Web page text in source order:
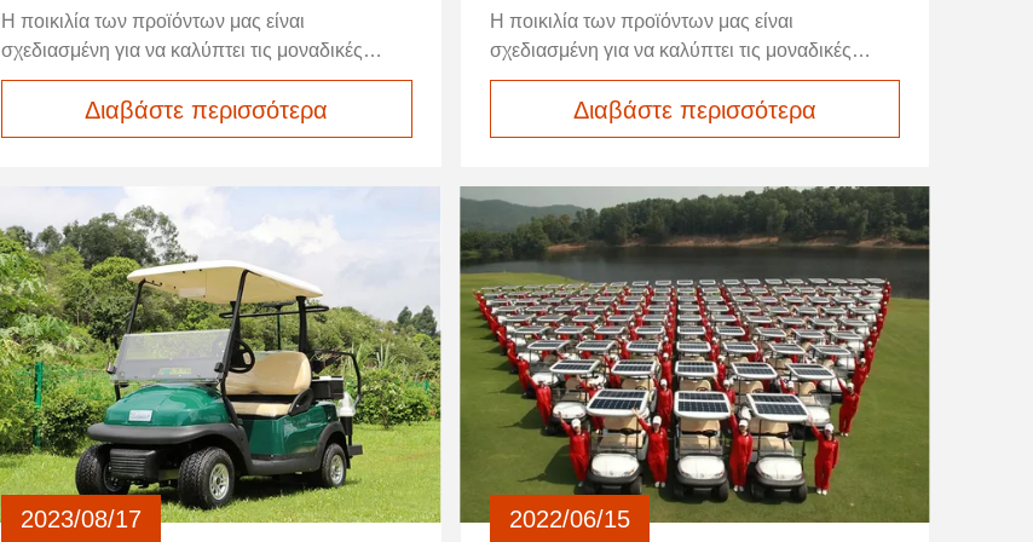
πραγματικότητα. Πράσινος--Ο κόσμος ποθεί για
τη καθαρή ενέργεια και τη λιγότερη ρύπανση.
lead-acid ενέργειας στη δύναμη λίθιου στα
προτεραιότητα μας. Είμαστε δεσμευμένοι στην
παροχή των λύσεων δύναμης ποιοτικού λίθιου
για τους εμπόρους κάρρων γκολφ, τους
ιδιοκτήτες και τους χρήστες καθώς επίσης και
τους διανομείς μπαταριών.
Η ποικιλία των προϊόντων μας είναι
σχεδιασμένη για να καλύπτει τις μοναδικές
ανάγκες όλων των καταναλωτών.προσφέρουμε
επιλογές που θα ξεπεράσουν τις προσδοκίες
σας, καθιστώντας την εμπειρία αγορών σας
Διαβάστε περισσότερα
καλά ανατροφοδοτεί από τα
ξενοδοχεία
Η ποικιλία των προϊόντων μας είναι
σχεδιασμένη για να καλύπτει τις μοναδικές
ανάγκες όλων των καταναλωτών.προσφέρουμε
επιλογές που θα ξεπεράσουν τις προσδοκίες
σας, καθιστώντας την εμπειρία αγορών σας
Διαβάστε περισσότερα
2023/08/17 2022/06/15